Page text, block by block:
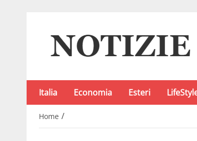
Italia Economia Esteri
Home /